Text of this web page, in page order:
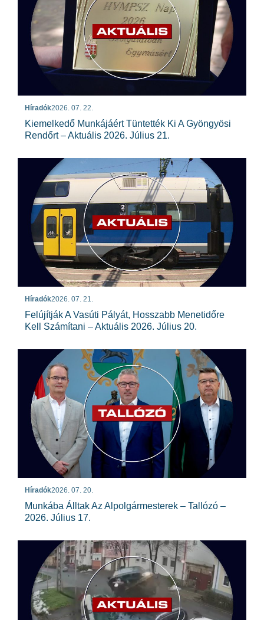
Híradók2026. 07. 22.
Kiemelkedő Munkájáért Tüntették Ki A Gyöngyösi
Rendőrt – Aktuális 2026. Július 21.
Híradók2026. 07. 21.
Felújítják A Vasúti Pályát, Hosszabb Menetidőre
Kell Számítani – Aktuális 2026. Július 20.
Híradók2026. 07. 20.
Munkába Álltak Az Alpolgármesterek – Tallózó –
2026. Július 17.